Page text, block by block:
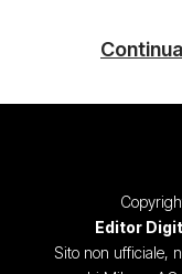
Editor
Sito non ufficiale,